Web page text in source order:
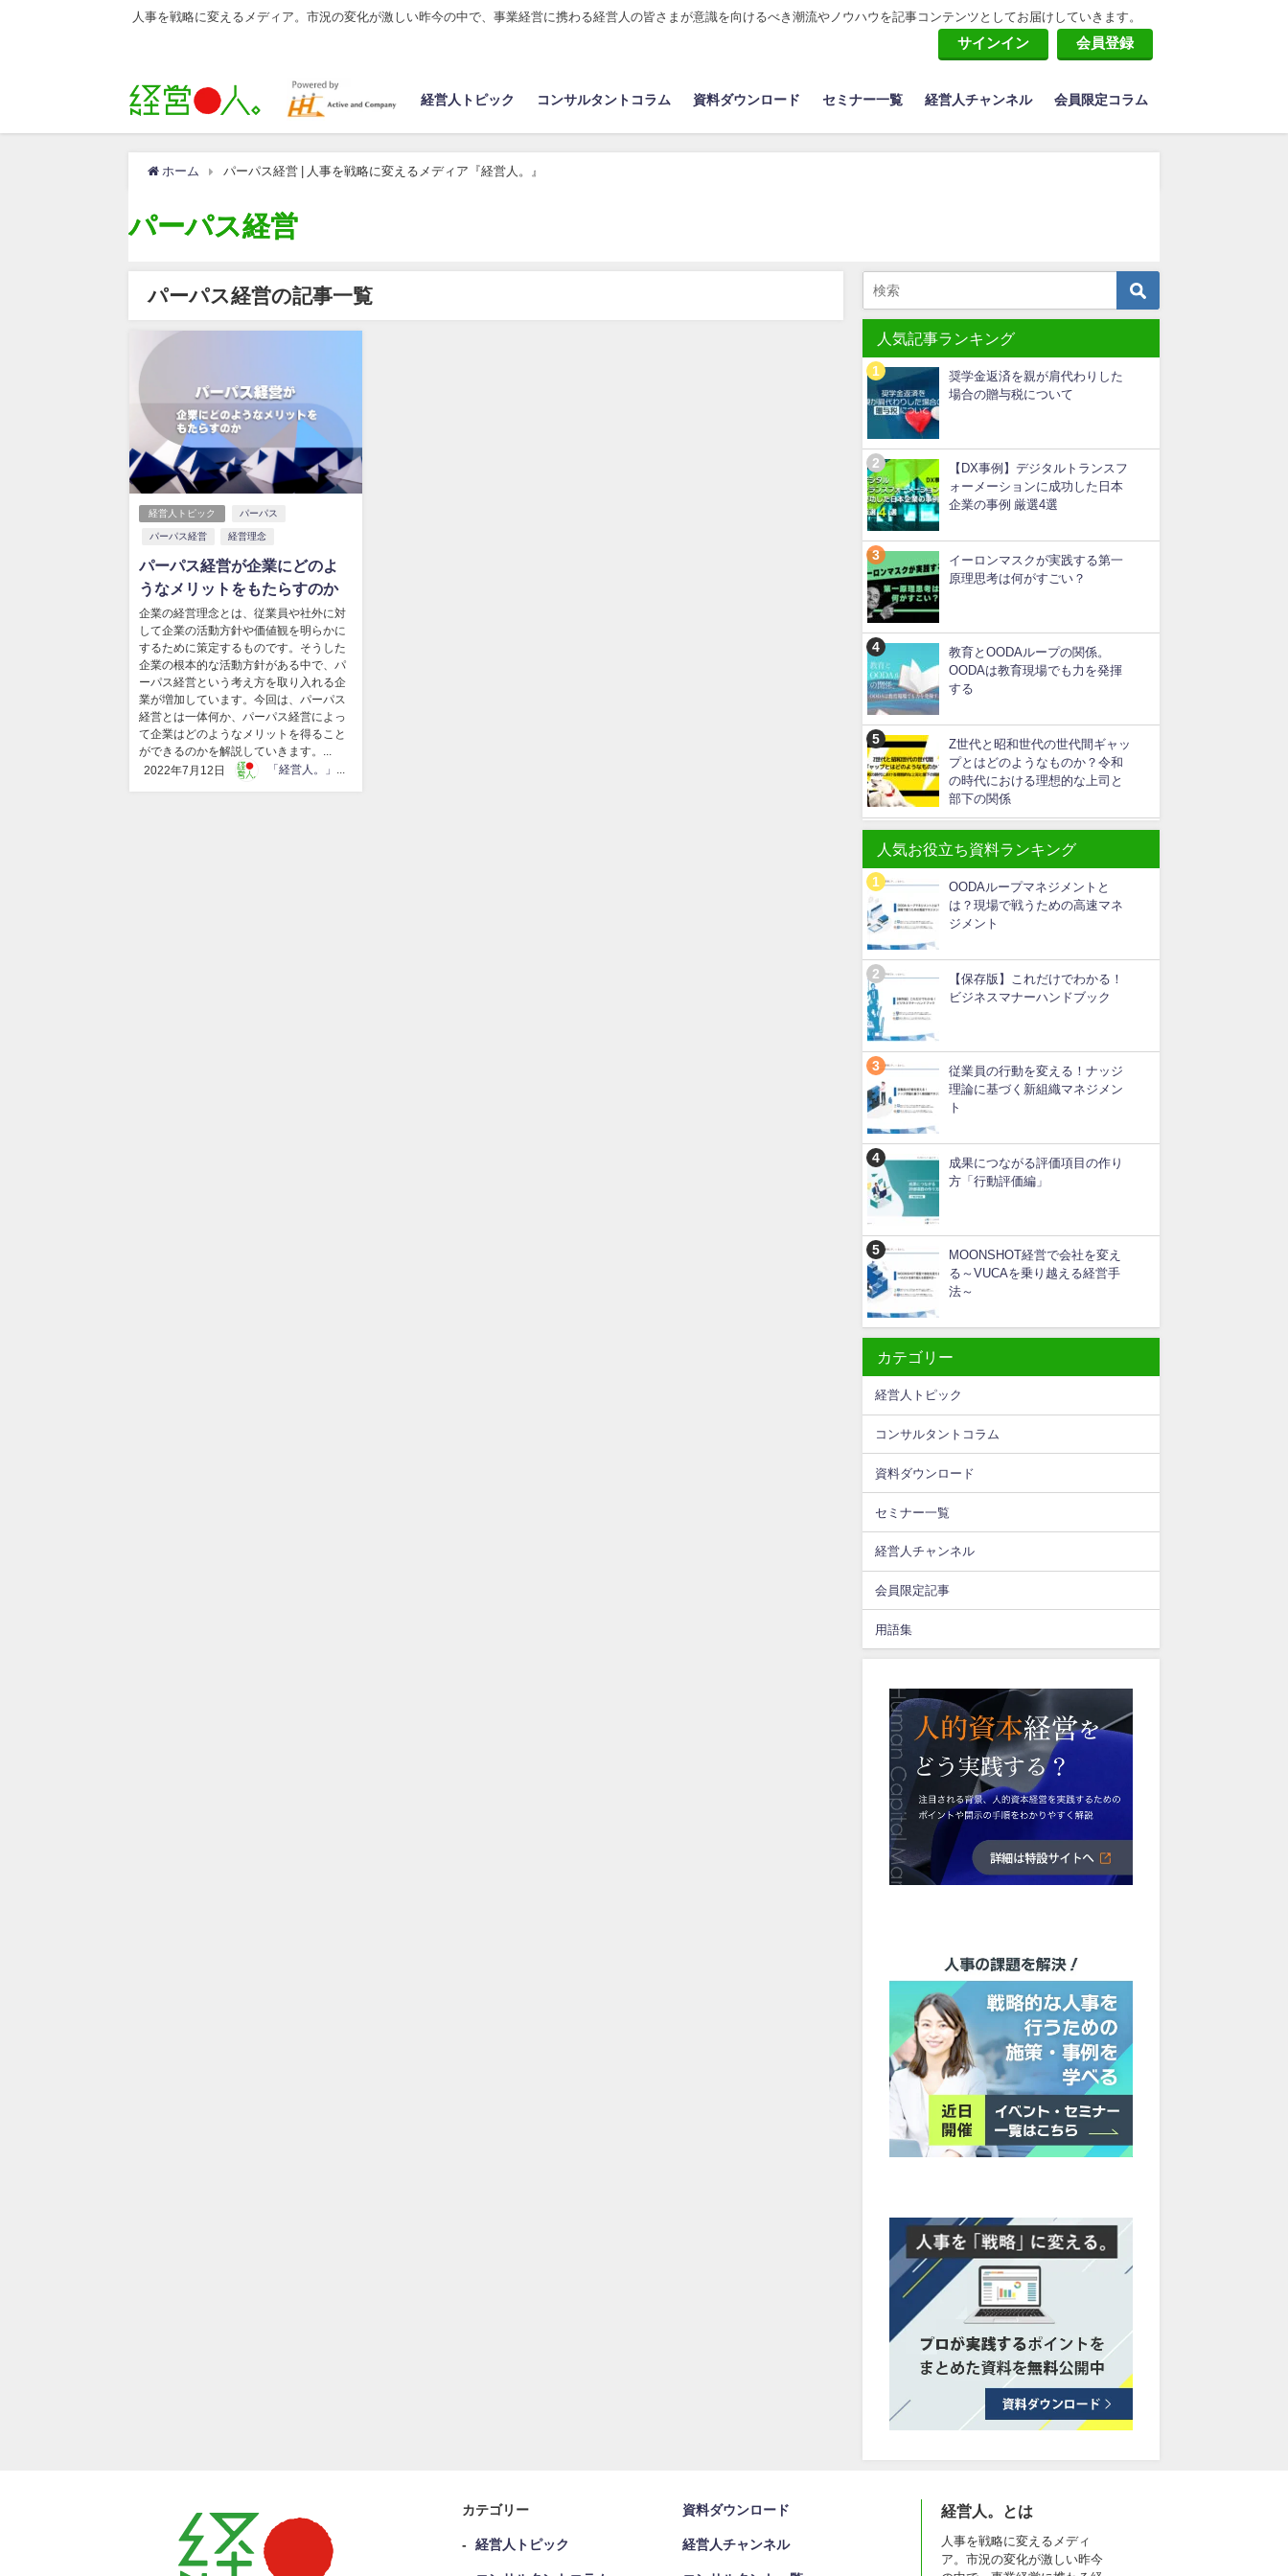
人事を戦略に変えるメディア。市況の変化が激しい昨今の中で、事業経営に携わる経営人の皆さまが意識を向けるべき潮流やノウハウを記事コンテンツとしてお届けしていきます。
サインイン 会員登録
経営人トピック コンサルタントコラム 資料ダウンロード セミナー一覧 経営人チャンネル 会員限定コラム
ホーム パーパス経営 | 人事を戦略に変えるメディア『経営人。』
パーパス経営
パーパス経営の記事一覧
経営人トピック パーパス
パーパス経営 経営理念
パーパス経営が企業にどのよ
うなメリットをもたらすのか
企業の経営理念とは、従業員や社外に対
して企業の活動方針や価値観を明らかに
するために策定するものです。そうした
企業の根本的な活動方針がある中で、パ
ーパス経営という考え方を取り入れる企
業が増加しています。今回は、パーパス
経営とは一体何か、パーパス経営によっ
て企業はどのようなメリットを得ること
ができるのかを解説していきます。...
2022年7月12日
人気記事ランキング
奨学金返済を親が肩代わりした
場合の贈与税について
【DX事例】デジタルトランスフ
ォーメーションに成功した日本
企業の事例 厳選4選
イーロンマスクが実践する第一
原理思考は何がすごい？
教育とOODAループの関係。
OODAは教育現場でも力を発揮
する
Z世代と昭和世代の世代間ギャッ
プとはどのようなものか？令和
の時代における理想的な上司と
部下の関係
人気お役立ち資料ランキング
OODAループマネジメントと
は？現場で戦うための高速マネ
ジメント
【保存版】これだけでわかる！
ビジネスマナーハンドブック
従業員の行動を変える！ナッジ
理論に基づく新組織マネジメン
ト
成果につながる評価項目の作り
方「行動評価編」
MOONSHOT経営で会社を変え
る～VUCAを乗り越える経営手
法～
カテゴリー
経営人トピック
コンサルタントコラム
資料ダウンロード
セミナー一覧
経営人チャンネル
会員限定記事
用語集
カテゴリー
経営人トピック
資料ダウンロード
経営人チャンネル
経営人。とは
人事を戦略に変えるメディ
ア。市況の変化が激しい昨今